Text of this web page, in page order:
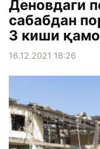
Деновдаги
сабабдан
3 киши
16.12.2021 18:26